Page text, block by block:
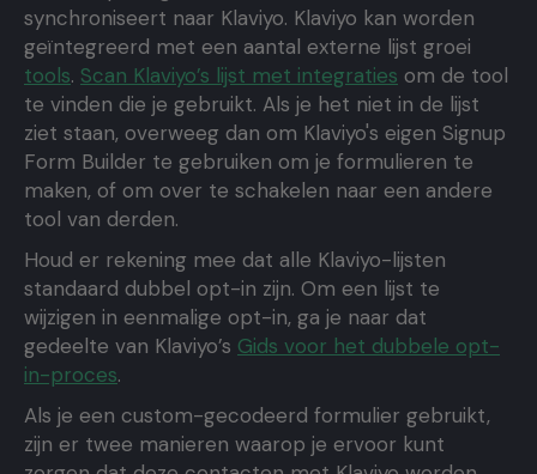
synchroniseert naar Klaviyo. Klaviyo kan worden
geïntegreerd met een aantal externe lijst groei
tools. Scan Klaviyo’s lijst met integraties om de tool
te vinden die je gebruikt. Als je het niet in de lijst
ziet staan, overweeg dan om Klaviyo's eigen Signup
Form Builder te gebruiken om je formulieren te
maken, of om over te schakelen naar een andere
tool van derden.
Houd er rekening mee dat alle Klaviyo-lijsten
standaard dubbel opt-in zijn. Om een ​​lijst te
wijzigen in eenmalige opt-in, ga je naar dat
gedeelte van Klaviyo’s Gids voor het dubbele opt-
in-proces.
Als je een custom-gecodeerd formulier gebruikt,
zijn er twee manieren waarop je ervoor kunt